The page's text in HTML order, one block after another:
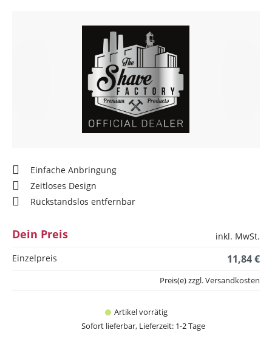
Einfache Anbringung
Zeitloses Design
Rückstandslos entfernbar
Dein Preis
inkl. MwSt.
Einzelpreis
11,84 €
Artikel vorrätig
Sofort lieferbar, Lieferzeit: 1-2 Tage
Preis(e) zzgl. Versandkosten